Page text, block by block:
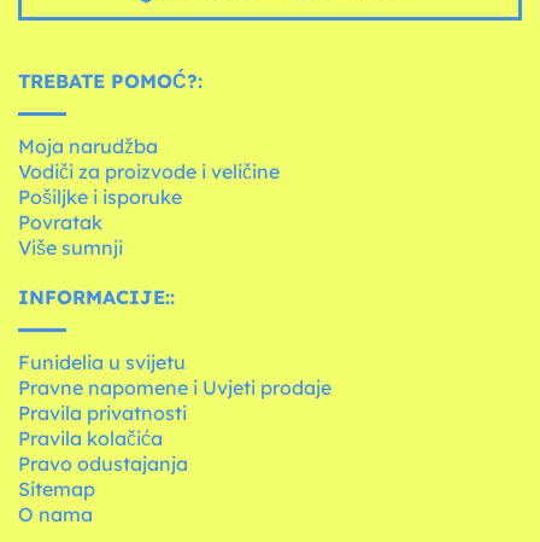
TREBATE POMOĆ?:
Moja narudžba
Vodiči za proizvode i veličine
Pošiljke i isporuke
Povratak
Više sumnji
INFORMACIJE::
Funidelia u svijetu
Pravne napomene i Uvjeti prodaje
Pravila privatnosti
Pravila kolačića
Pravo odustajanja
Sitemap
O nama